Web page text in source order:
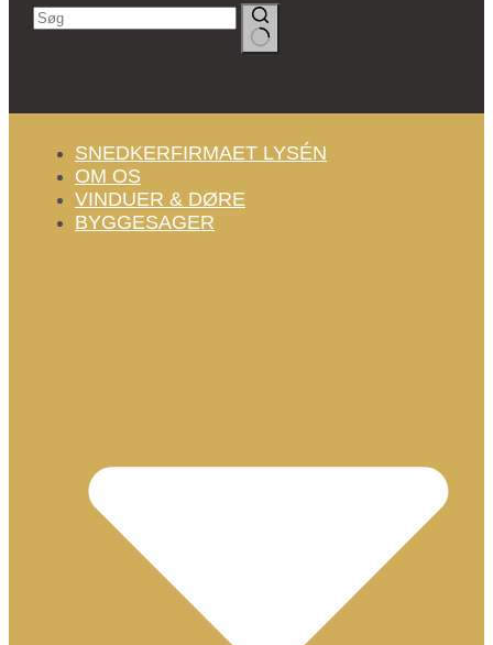
SNEDKERFIRMAET LYSÉN
OM OS
VINDUER & DØRE
BYGGESAGER